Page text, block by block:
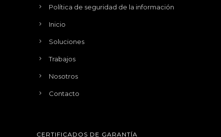
Política de seguridad de la información
Inicio
Soluciones
Trabajos
Nosotros
Contacto
CERTIFICADOS DE GARANTÍA